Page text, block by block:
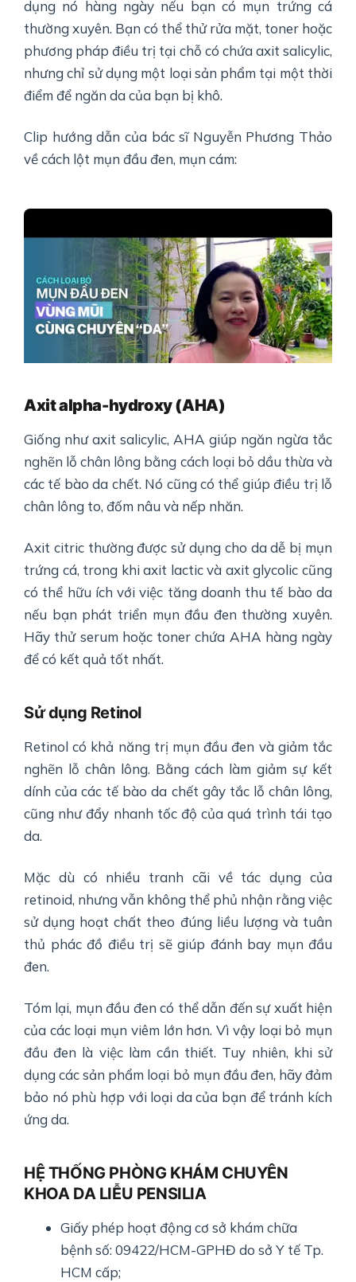
dụng nó hàng ngày nếu bạn có mụn trứng cá
thường xuyên. Bạn có thể thử rửa mặt, toner hoặc
phương pháp điều trị tại chỗ có chứa axit salicylic,
nhưng chỉ sử dụng một loại sản phẩm tại một thời
điểm để ngăn da của bạn bị khô.
Clip hướng dẫn của bác sĩ Nguyễn Phương Thảo
về cách lột mụn đầu đen, mụn cám:
Axit alpha-hydroxy (AHA)
Giống như axit salicylic, AHA giúp ngăn ngừa tắc
nghẽn lỗ chân lông bằng cách loại bỏ dầu thừa và
các tế bào da chết. Nó cũng có thể giúp điều trị lỗ
chân lông to, đốm nâu và nếp nhăn.
Axit citric thường được sử dụng cho da dễ bị mụn
trứng cá, trong khi axit lactic và axit glycolic cũng
có thể hữu ích với việc tăng doanh thu tế bào da
nếu bạn phát triển mụn đầu đen thường xuyên.
Hãy thử serum hoặc toner chứa AHA hàng ngày
để có kết quả tốt nhất.
Sử dụng Retinol
Retinol có khả năng trị mụn đầu đen và giảm tắc
nghẽn lỗ chân lông. Bằng cách làm giảm sự kết
dính của các tế bào da chết gây tắc lỗ chân lông,
cũng như đẩy nhanh tốc độ của quá trình tái tạo
da.
Mặc dù có nhiều tranh cãi về tác dụng của
retinoid, nhưng vẫn không thể phủ nhận rằng việc
sử dụng hoạt chất theo đúng liều lượng và tuân
thủ phác đồ điều trị sẽ giúp đánh bay mụn đầu
đen.
Tóm lại, mụn đầu đen có thể dẫn đến sự xuất hiện
của các loại mụn viêm lớn hơn. Vì vậy loại bỏ mụn
đầu đen là việc làm cần thiết. Tuy nhiên, khi sử
dụng các sản phẩm loại bỏ mụn đầu đen, hãy đảm
bảo nó phù hợp với loại da của bạn để tránh kích
ứng da.
HỆ THỐNG PHÒNG KHÁM CHUYÊN
KHOA DA LIỄU PENSILIA
Giấy phép hoạt động cơ sở khám chữa
bệnh số: 09422/HCM-GPHĐ do sở Y tế Tp.
HCM cấp;